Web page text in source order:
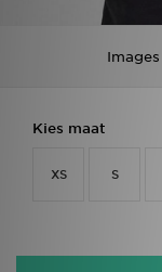
Images
Kies maat
XS S